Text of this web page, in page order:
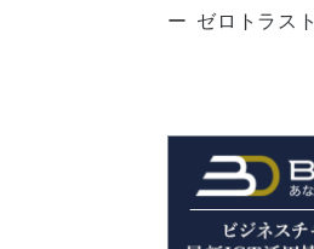
ゼロトラスト